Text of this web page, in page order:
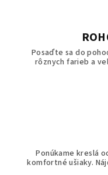
Posaďte sa do
rôznych farieb a
Ponúkame kreslá
komfortné ušiaky.